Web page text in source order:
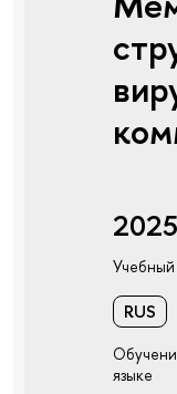
RUS
языке